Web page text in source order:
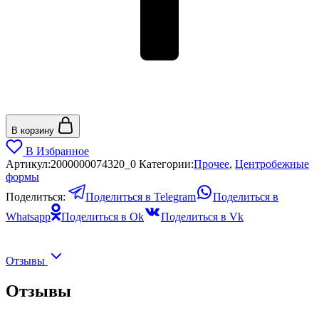
В корзину
В Избранное
Артикул:2000000074320_0 Категории:Прочее, Центробежные
формы
Поделиться:
Поделиться в Telegram
Поделиться в
Whatsapp
Поделиться в Ok Поделиться в Vk
Отзывы
Отзывы